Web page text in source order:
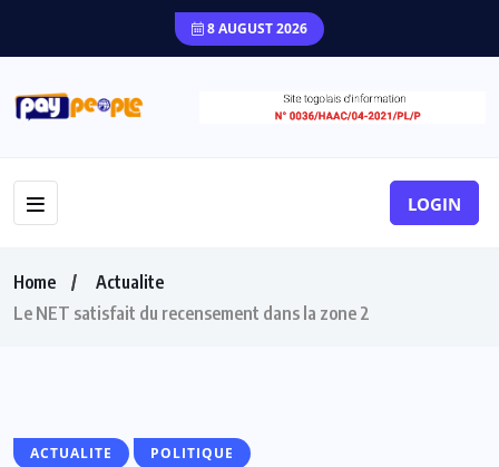
8 AUGUST 2026
LOGIN
Home
Actualite
Le NET satisfait du recensement dans la zone 2
ACTUALITE POLITIQUE